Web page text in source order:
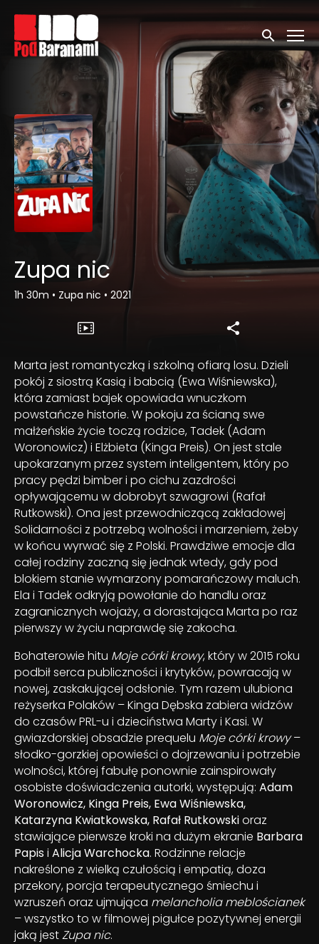
Linki ułatwień dostępu
Wyszukaj
Zupa nic
1h 30m • Zupa nic • 2021
Marta jest romantyczką i szkolną ofiarą losu. Dzieli
pokój z siostrą Kasią i babcią (Ewa Wiśniewska),
która zamiast bajek opowiada wnuczkom
powstańcze historie. W pokoju za ścianą swe
małżeńskie życie toczą rodzice, Tadek (Adam
Woronowicz) i Elżbieta (Kinga Preis). On jest stale
upokarzanym przez system inteligentem, który po
pracy pędzi bimber i po cichu zazdrości
opływającemu w dobrobyt szwagrowi (Rafał
Rutkowski). Ona jest przewodniczącą zakładowej
Solidarności z potrzebą wolności i marzeniem, żeby
w końcu wyrwać się z Polski. Prawdziwe emocje dla
całej rodziny zaczną się jednak wtedy, gdy pod
blokiem stanie wymarzony pomarańczowy maluch.
Ela i Tadek odkryją powołanie do handlu oraz
zagranicznych wojaży, a dorastająca Marta po raz
pierwszy w życiu naprawdę się zakocha.
Bohaterowie hitu Moje córki krowy, który w 2015 roku
podbił serca publiczności i krytyków, powracają w
nowej, zaskakującej odsłonie. Tym razem ulubiona
reżyserka Polaków – Kinga Dębska zabiera widzów
do czasów PRL-u i dzieciństwa Marty i Kasi. W
gwiazdorskiej obsadzie prequelu Moje córki krowy–
słodko-gorzkiej opowieści o dojrzewaniu i potrzebie
wolności, której fabułę ponownie zainspirowały
osobiste doświadczenia autorki, występują: Adam
Woronowicz, Kinga Preis, Ewa Wiśniewska,
Katarzyna Kwiatkowska, Rafał Rutkowskioraz
stawiające pierwsze kroki na dużym ekranie Barbara
Papisi Alicja Warchocka. Rodzinne relacje
nakreślone z wielką czułością i empatią, doza
przekory, porcja terapeutycznego śmiechu i
wzruszeń oraz ujmująca melancholia meblościanek
– wszystko to w filmowej pigułce pozytywnej energii
jaką jestZupa nic.